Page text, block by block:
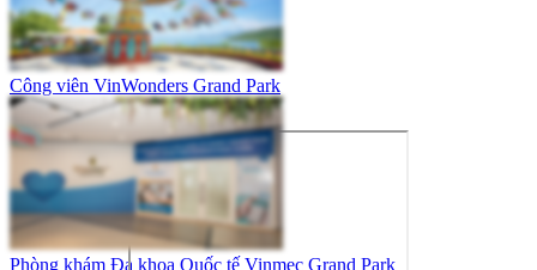
Công viên VinWonders Grand Park
Phòng khám Đa khoa Quốc tế Vinmec Grand Park